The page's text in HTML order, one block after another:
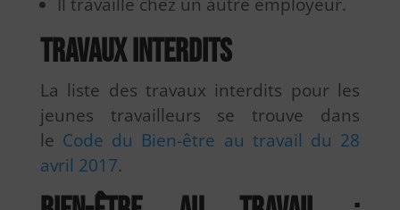
Travaux interdits
La liste des travaux interdits pour les
jeunes travailleurs se trouve dans
le Code du Bien-être au travail du 28
avril 2017.